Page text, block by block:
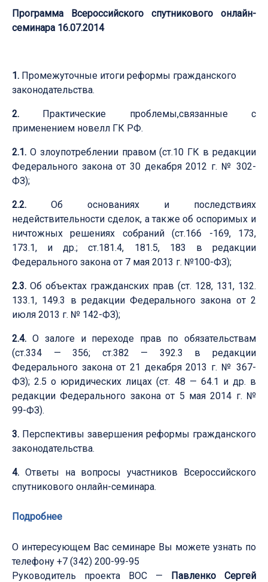
Программа Всероссийского спутникового онлайн-
семинара 16.07.2014
1. Промежуточные итоги реформы гражданского
законодательства.
2. Практические проблемы,связанные с
применением новелл ГК РФ.
2.1. О злоупотреблении правом (ст.10 ГК в редакции
Федерального закона от 30 декабря 2012 г. № 302-
ФЗ);
2.2. Об основаниях и последствиях
недействительности сделок, а также об оспоримых и
ничтожных решениях собраний (ст.166 -169, 173,
173.1, и др.; ст.181.4, 181.5, 183 в редакции
Федерального закона от 7 мая 2013 г. №100-ФЗ);
2.3. Об объектах гражданских прав (ст. 128, 131, 132.
133.1, 149.3 в редакции Федерального закона от 2
июля 2013 г. № 142-ФЗ);
2.4. О залоге и переходе прав по обязательствам
(ст.334 — 356; ст.382 — 392.3 в редакции
Федерального закона от 21 декабря 2013 г. № 367-
ФЗ); 2.5 о юридических лицах (ст. 48 — 64.1 и др. в
редакции Федерального закона от 5 мая 2014 г. №
99-ФЗ).
3. Перспективы завершения реформы гражданского
законодательства.
4. Ответы на вопросы участников Всероссийского
спутникового онлайн-семинара.
Подробнее
О интересующем Вас семинаре Вы можете узнать по
телефону +7 (342) 200-99-95
Руководитель проекта ВОС — Павленко Сергей